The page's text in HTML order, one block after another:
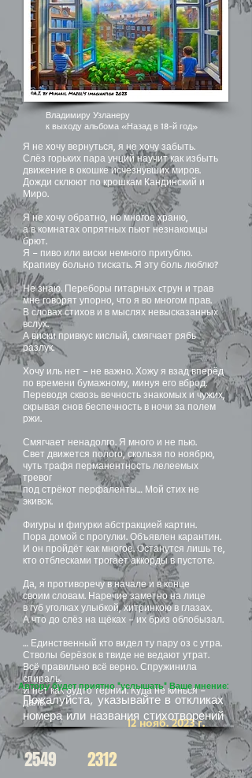
Владимиру Узланеру
к выходу альбома «Назад в 18-й год»
Я не хочу вернуться, я не хочу забыть.
Слёз горьких пара унций научит как избыть
движение в окошке исчезнувших миров.
Дожди склюют по крошкам Кандинский и
Миро.
Я не хочу обратно, но многое храню,
а в комнатах опрятных пьют незнакомцы
брют.
Я – пиво или виски немного пригублю.
Крапиву больно тискать. Я эту боль люблю?
Не знаю. Переборы гитарных cтрун и трав
мне говорят упорно, что я во многом прав.
В словах стихов и в мыслях невысказанных
вслух.
А виски привкус кислый, смягчает рябь
разлук.
Хочу иль нет – не важно. Хожу я взад вперёд
по времени бумажному, минуя его вброд.
Переводя сквозь вечность знакомых и чужих,
скрывая снов беспечность в ночи за полем
ржи.
Смягчает ненадолго. Я много и не пью.
Свет движется полого, скользя по ноябрю,
чуть трафя перманентность лелеемых
тревог
под стрёкот перфаленты… Мой стих не
экивок.
Фигуры и фигурки абстракцией картин.
Пора домой с прогулки. Объявлен карантин.
И он пройдёт как многое. Останутся лишь те,
кто отблесками трогает аккорды в пустоте.
Да, я противоречу в начале и в конце
своим словам. Наречие заметно на лице
в губ уголках улыбкой, хитринкою в глазах.
А что до слёз на щёках – их бриз облобызал.
… Единственный кто видел ту пару оз с утра.
Стволы берёзок в твиде не ведают утрат.
Всё правильно всё верно. Спружинила
спираль.
И нет как будто терний. Куда не кинься –
даль.
12 нояб. 2023 г.
2549 2312
Автору будет приятно "услышать" Ваше мнение:
Пожалуйста, указывайте в откликах
номера или названия стихотворений